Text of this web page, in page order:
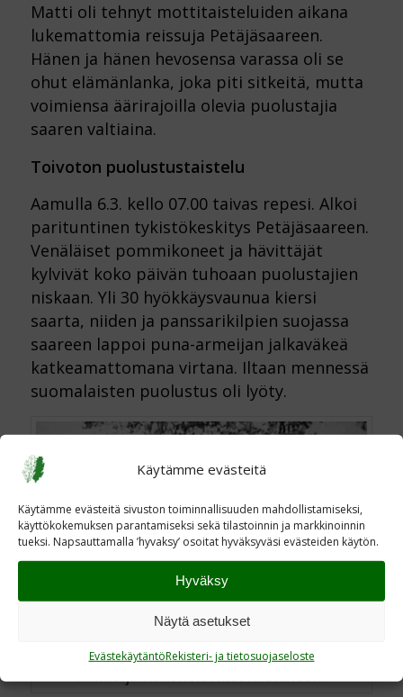
Käytämme evästeitä
Käytämme evästeitä sivuston toiminnallisuuden mahdollistamiseksi,
käyttökokemuksen parantamiseksi sekä tilastoinnin ja markkinoinnin
tueksi. Napsauttamalla ’hyvaksy’ osoitat hyväksyväsi evästeiden käytön.
Hyväksy
Näytä asetukset
EvästekäytäntöRekisteri- ja tietosuojaseloste
Matti oli tehnyt mottitaisteluiden aikana
lukemattomia reissuja Petäjäsaareen.
Hänen ja hänen hevosensa varassa oli se
ohut elämänlanka, joka piti sitkeitä, mutta
voimiensa äärirajoilla olevia puolustajia
saaren valtiaina.
Toivoton puolustustaistelu
Aamulla 6.3. kello 07.00 taivas repesi. Alkoi
parituntinen tykistökeskitys Petäjäsaareen.
Venäläiset pommikoneet ja hävittäjät
kylvivät koko päivän tuhoaan puolustajien
niskaan. Yli 30 hyökkäysvaunua kiersi
saarta, niiden ja panssarikilpien suojassa
saareen lappoi puna-armeijan jalkaväkeä
katkeamattomana virtana. Iltaan mennessä
suomalaisten puolustus oli lyöty.
Yksi harvoja tunnettuja Petäsäjäsaaren
taistelusta otettuja kuvia.